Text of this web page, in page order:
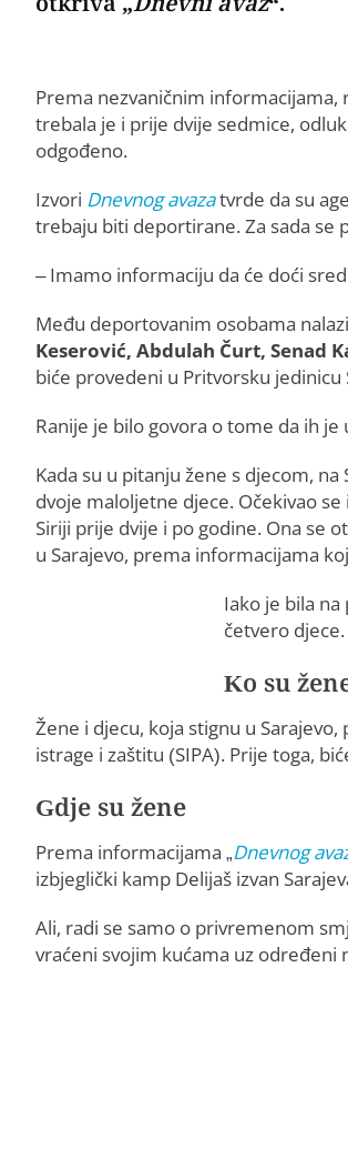
Prema nezvaničnim informacijama,
trebala je i prije dvije sedmice,
odgođeno.
Izvori Dnevnog avazatvrde da su
trebaju biti deportirane. Za sada se
– Imamo informaciju da će doći
Među deportovanim osobama
Keserović, Abdulah Čurt, Senad
biće provedeni u Pritvorsku jedinicu
Ranije je bilo govora o tome da ih
Kada su u pitanju žene s djecom,
dvoje maloljetne djece. Očekivao
Siriji prije dvije i po godine. Ona se
u Sarajevo, prema informacijama
Iako je bila
četvero
Ko su
Žene i djecu, koja stignu u
istrage i zaštitu (SIPA). Prije toga,
Gdje su žene
Prema informacijama „Dnevnog
izbjeglički kamp Delijaš izvan
Ali, radi se samo o privremenom
vraćeni svojim kućama uz određeni